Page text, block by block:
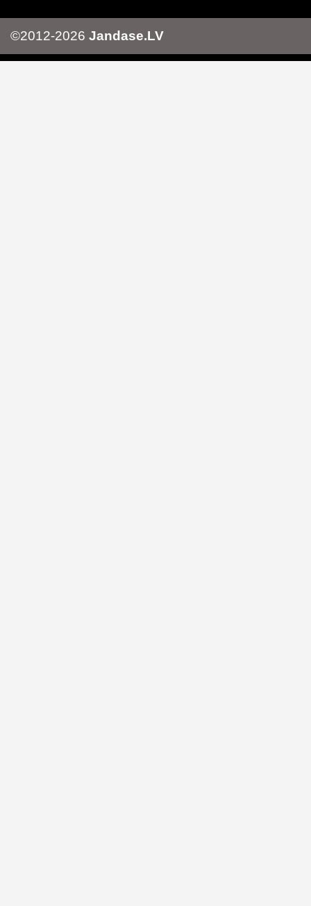
©2012-2026 Jandase.LV